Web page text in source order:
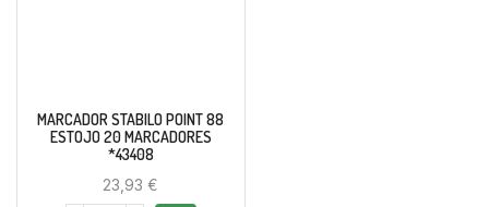
MARCADOR STABILO POINT 88
ESTOJO 20 MARCADORES
*43408
23,93€